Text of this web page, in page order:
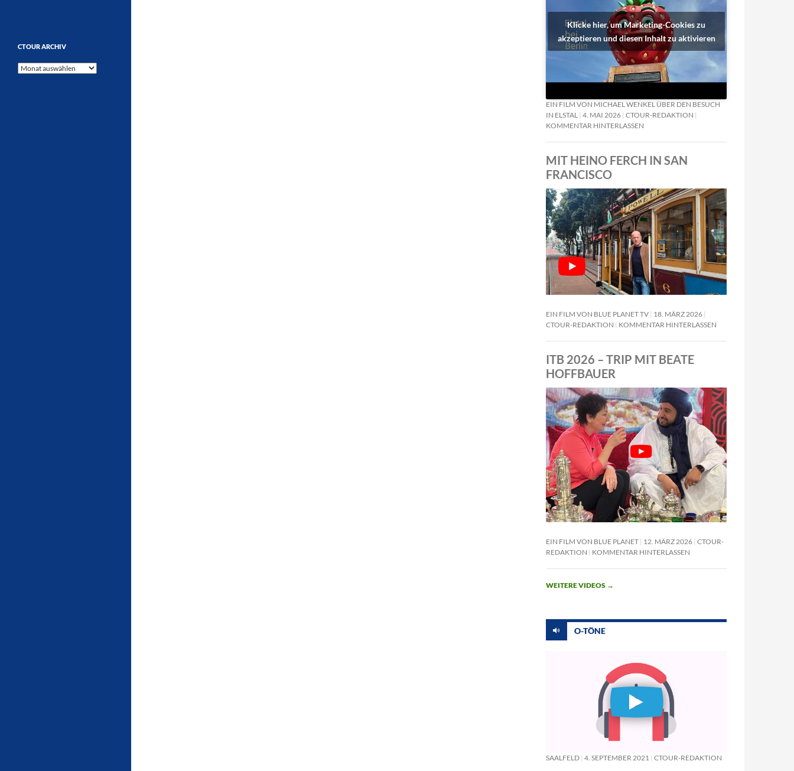
Klicke hier, um Marketing-Cookies zu
akzeptieren und diesen Inhalt zu aktivieren
EIN FILM VON MICHAEL WENKEL ÜBER DEN BESUCH
IN ELSTAL 4. MAI 2026 CTOUR-REDAKTION
KOMMENTAR HINTERLASSEN
MIT HEINO FERCH IN SAN
FRANCISCO
EIN FILM VON BLUE PLANET TV 18. MÄRZ 2026
CTOUR-REDAKTION
KOMMENTAR HINTERLASSEN
ITB 2026 – TRIP MIT BEATE
HOFFBAUER
EIN FILM VON BLUE PLANET 12. MÄRZ 2026 CTOUR-
REDAKTION
KOMMENTAR HINTERLASSEN
WEITERE VIDEOS →
O-TÖNE
SAALFELD 4. SEPTEMBER 2021 CTOUR-REDAKTION
CTOUR ARCHIV
CTOUR